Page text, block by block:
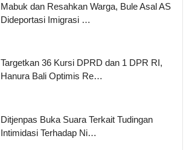
Mabuk dan Resahkan Warga, Bule Asal AS
Dideportasi Imigrasi …
Targetkan 36 Kursi DPRD dan 1 DPR RI,
Hanura Bali Optimis Re…
Ditjenpas Buka Suara Terkait Tudingan
Intimidasi Terhadap Ni…